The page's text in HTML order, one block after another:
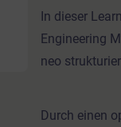
In dieser
Engineering
neo
Durch einen